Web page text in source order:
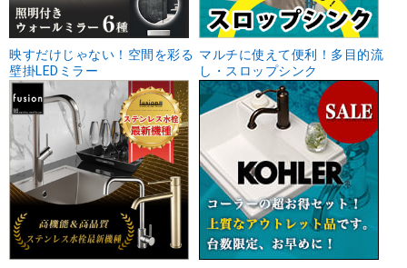
映すだけじゃない！空間を彩る
壁掛LEDミラー
マルチに使えて便利！多目的流
し・スロップシンク